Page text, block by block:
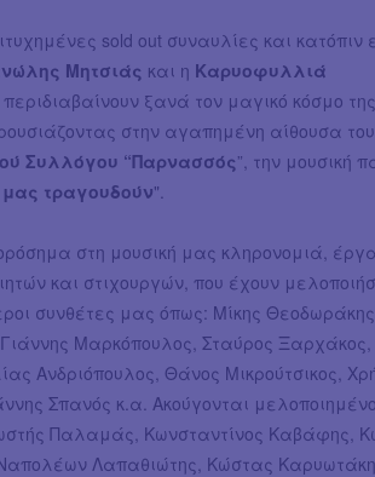
sold out συναυλίες και κατόπιν
Μητσιάς και η Καρυοφυλλιά
περιδιαβαίνουν ξανά τον μαγικό κόσμο
στην αγαπημένη αίθουσα του
Συλλόγου “Παρνασσός”, την μουσική
μας τραγουδούν".
στη μουσική μας κληρονομιά,
και στιχουργών, που έχουν
συνθέτες μας όπως: Μίκης
Γιάννης Μαρκόπουλος, Σταύρος
Ανδριόπουλος, Θάνος Μικρούτσικος,
Σπανός κ.α. Ακούγονται
Παλαμάς, Κωνσταντίνος Καβάφης,
Λαπαθιώτης, Κώστας